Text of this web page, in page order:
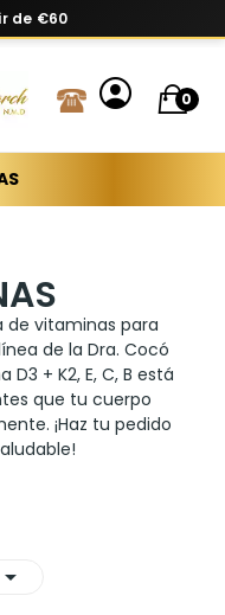
de €60
0
vitaminas para
de la Dra. Cocó
+ K2, E, C, B está
que tu cuerpo
¡Haz tu pedido
